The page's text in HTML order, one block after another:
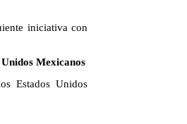
iniciativa con
Mexicanos
Estados Unidos